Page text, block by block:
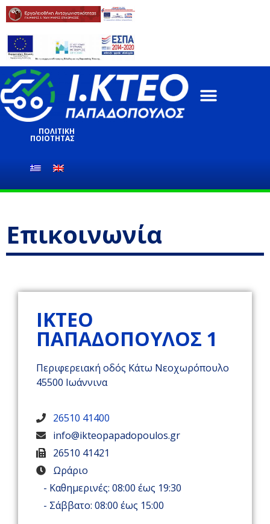
ΠΟΛΙΤΙΚΗ
ΠΟΙΟΤΗΤΑΣ
Επικοινωνία
ΙΚΤΕΟ
ΠΑΠΑΔΌΠΟΥΛΟΣ 1
Περιφερειακή οδός Κάτω Νεοχωρόπουλο
45500 Ιωάννινα
26510 41400
info@ikteopapadopoulos.gr
26510 41421
Ωράριο
- Καθημερινές: 08:00 έως 19:30
- Σάββατο: 08:00 έως 15:00